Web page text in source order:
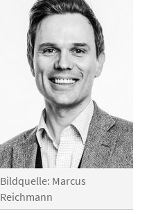
Bildquelle: Marcus
Reichmann